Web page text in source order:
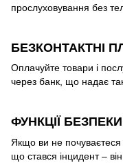
прослуховування без
БЕЗКОНТАКТНІ
Оплачуйте товари і
через банк, що надає
ФУНКЦІЇ
Якщо ви не почуваєтеся
що стався інцидент –